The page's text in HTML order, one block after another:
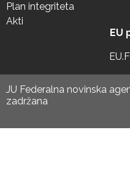
Plan integriteta
Akti
EU
JU Federalna novinska
zadržana